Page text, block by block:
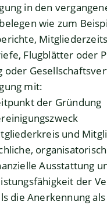
in den
wie zum
Flugblätter oder
oder
mit:
der Gründung
und
Ausstattung
der
die Anerkennung als